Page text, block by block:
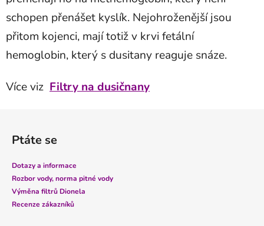
schopen přenášet kyslík. Nejohroženější jsou
přitom kojenci, mají totiž v krvi fetální
hemoglobin, který s dusitany reaguje snáze.
Více viz Filtry na dusičnany
Ptáte se
Dotazy a informace
Rozbor vody, norma pitné vody
Výměna filtrů Dionela
Recenze zákazníků